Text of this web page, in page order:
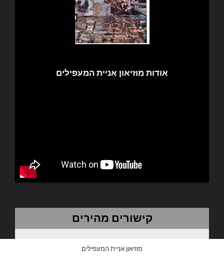
אודות מוזיאון אניית המעפילים
קישורים מהירים
מוזיאון אניית המעפילים